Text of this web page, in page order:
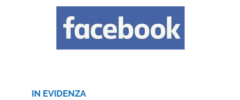
IN EVIDENZA